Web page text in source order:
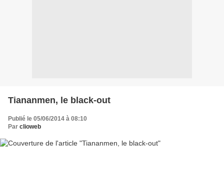
Tiananmen, le black-out
Publié le 05/06/2014 à 08:10
Par clioweb